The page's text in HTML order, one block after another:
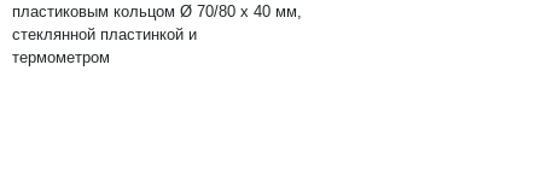
пластиковым кольцом Ø 70/80 х 40 мм,
стеклянной пластинкой и
термометром